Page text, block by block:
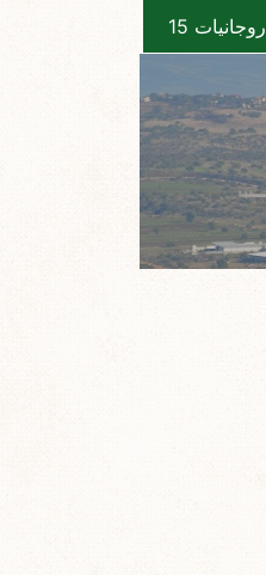
روجانيات 15